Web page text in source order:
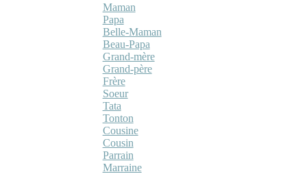
Maman
Papa
Belle-Maman
Beau-Papa
Grand-mère
Grand-père
Frère
Soeur
Tata
Tonton
Cousine
Cousin
Parrain
Marraine